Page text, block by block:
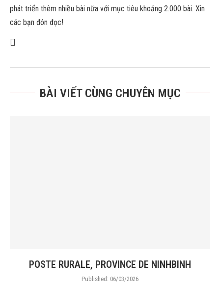
phát triển thêm nhiều bài nữa với mục tiêu khoảng 2.000 bài. Xin
các bạn đón đọc!
BÀI VIẾT CÙNG CHUYÊN MỤC
POSTE RURALE, PROVINCE DE NINHBINH
Published: 06/03/2026